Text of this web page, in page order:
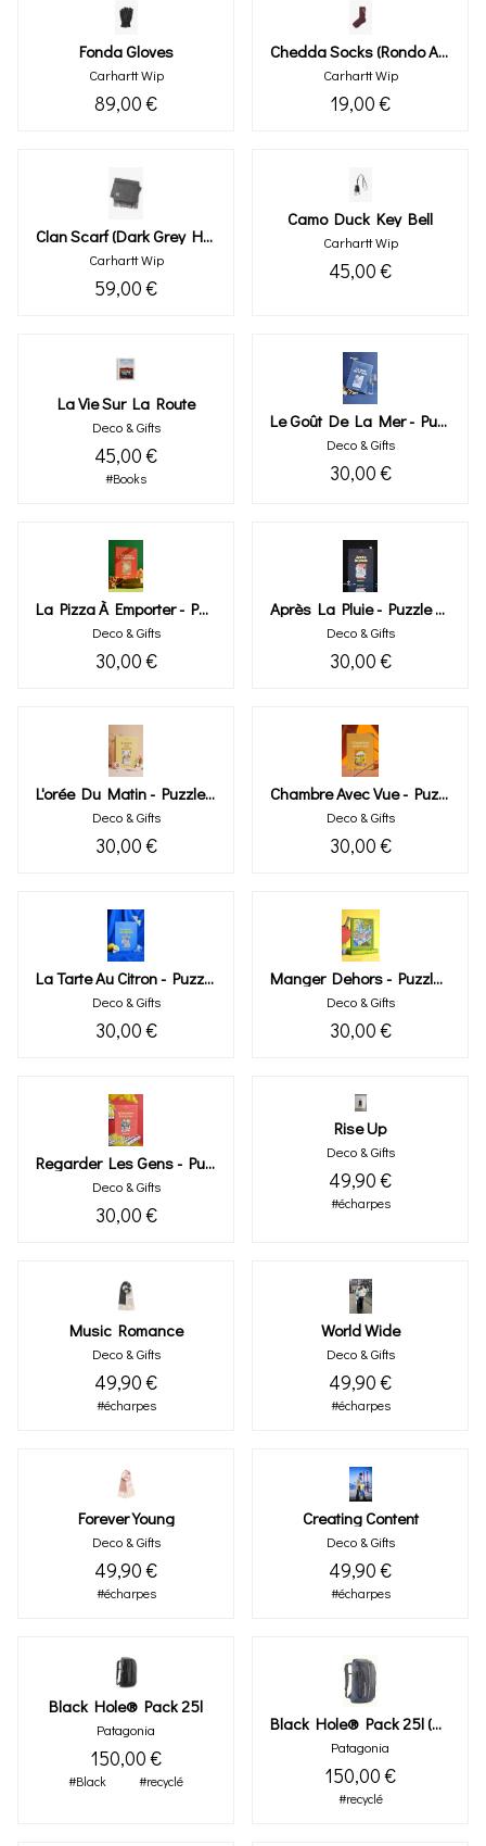
Fonda Gloves
Carhartt Wip
89,00 €
Chedda Socks (rondo Air Yellow)
Carhartt Wip
19,00 €
Clan Scarf (dark Grey Heather)
Carhartt Wip
59,00 €
Camo Duck Key Bell
Carhartt Wip
45,00 €
La Vie Sur La Route
Deco & Gifts
45,00 €
#Books
Le Goût De La Mer - Puzzle 1000 Pièces
Deco & Gifts
30,00 €
La Pizza À Emporter - Puzzle 1000 Pièces
Deco & Gifts
30,00 €
Après La Pluie - Puzzle 1000 Pièces
Deco & Gifts
30,00 €
L'orée Du Matin - Puzzle 1000 Pièces
Deco & Gifts
30,00 €
Chambre Avec Vue - Puzzle 1000 Pièces
Deco & Gifts
30,00 €
La Tarte Au Citron - Puzzle 1000 Pièces
Deco & Gifts
30,00 €
Manger Dehors - Puzzle 1000 Pièces
Deco & Gifts
30,00 €
Regarder Les Gens - Puzzle 1000 Pièces
Deco & Gifts
30,00 €
Rise Up
Deco & Gifts
49,90 €
#écharpes
Music Romance
Deco & Gifts
49,90 €
#écharpes
World Wide
Deco & Gifts
49,90 €
#écharpes
Forever Young
Deco & Gifts
49,90 €
#écharpes
Creating Content
Deco & Gifts
49,90 €
#écharpes
Black Hole® Pack 25l
Patagonia
150,00 €
#Black #recyclé
Black Hole® Pack 25l (smolder Blue)
Patagonia
150,00 €
#recyclé